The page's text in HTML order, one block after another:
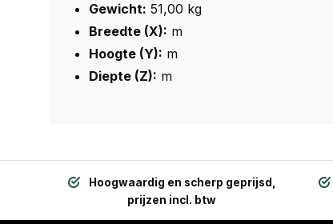
Gewicht: 51,00 kg
Breedte (X): m
Hoogte (Y): m
Diepte (Z): m
Hoogwaardig en scherp geprijsd,
prijzen incl. btw